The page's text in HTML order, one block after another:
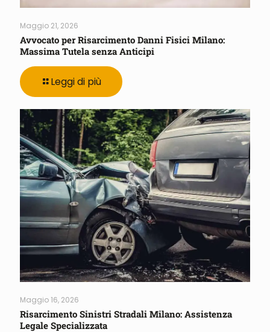
Maggio 21, 2026
Avvocato per Risarcimento Danni Fisici Milano:
Massima Tutela senza Anticipi
Leggi di più
Maggio 16, 2026
Risarcimento Sinistri Stradali Milano: Assistenza
Legale Specializzata